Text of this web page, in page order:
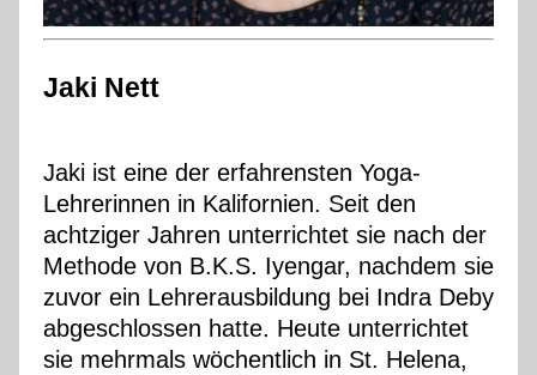
Jaki Nett
Jaki ist eine der erfahrensten Yoga-
Lehrerinnen in Kalifornien. Seit den
achtziger Jahren unterrichtet sie nach der
Methode von B.K.S. Iyengar, nachdem sie
zuvor ein Lehrerausbildung bei Indra Deby
abgeschlossen hatte. Heute unterrichtet
sie mehrmals wöchentlich in St. Helena,